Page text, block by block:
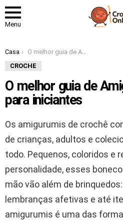
Menu
Você está aqui:
Casa
O melhor guia de Amigurumi de crochê para iniciantes
CROCHE
O melhor guia de
para iniciantes
Os amigurumis de crochê
de crianças, adultos e
todo. Pequenos, coloridos e
personalidade, esses
mão vão além de
lembranças afetivas e até
amigurumis é uma das